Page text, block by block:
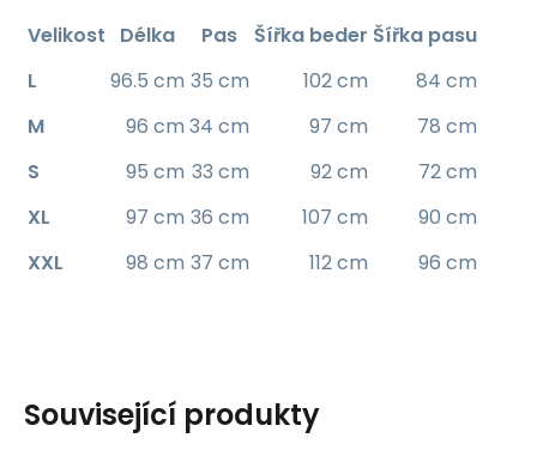
Velikost Délka Pas Šířka beder Šířka pasu
L
96.5 cm 35 cm 102 cm
84 cm
M
96 cm 34 cm 97 cm
78 cm
S
95 cm 33 cm 92 cm
72 cm
XL
97 cm 36 cm 107 cm
90 cm
XXL
98 cm 37 cm 112 cm 96 cm
Související produkty